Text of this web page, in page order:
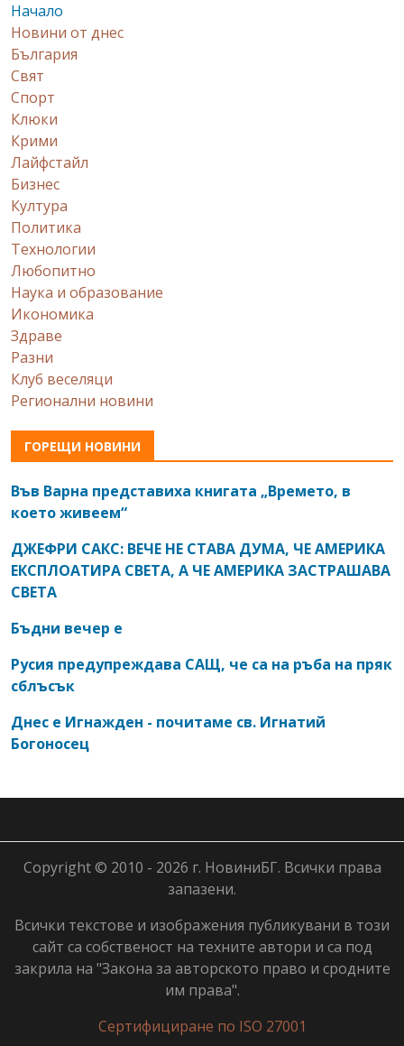
Начало
Новини от днес
България
Свят
Спорт
Клюки
Крими
Лайфстайл
Бизнес
Култура
Политика
Технологии
Любопитно
Наука и образование
Икономика
Здраве
Разни
Клуб веселяци
Регионални новини
ГОРЕЩИ НОВИНИ
Във Варна представиха книгата „Времето, в
което живеем“
ДЖЕФРИ САКС: ВЕЧЕ НЕ СТАВА ДУМА, ЧЕ АМЕРИКА
ЕКСПЛОАТИРА СВЕТА, А ЧЕ АМЕРИКА ЗАСТРАШАВА
СВЕТА
Бъдни вечер е
Русия предупреждава САЩ, че са на ръба на пряк
сблъсък
Днес е Игнажден - почитаме св. Игнатий
Богоносец
Copyright © 2010 - 2026 г. НовиниБГ. Всички права
запазени.
Всички текстове и изображения публикувани в този
сайт са собственост на техните автори и са под
закрила на "Закона за авторското право и сродните
им права".
Сертифициране по ISO 27001